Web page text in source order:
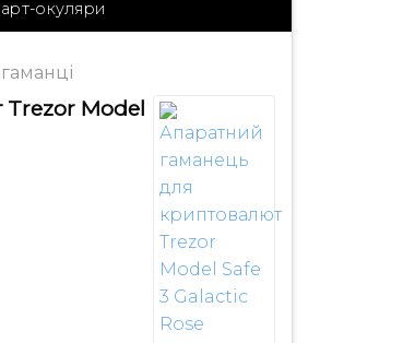
окуляри
Model